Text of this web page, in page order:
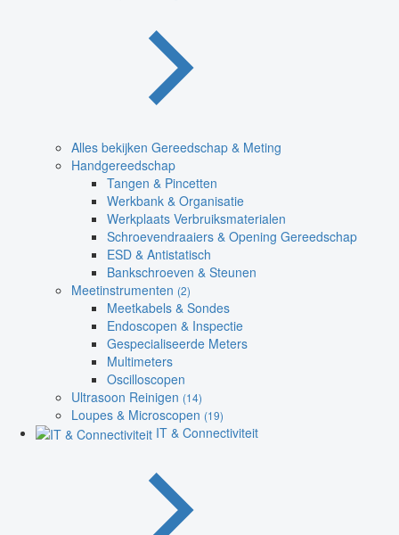
Alles bekijken Gereedschap & Meting
Handgereedschap
Tangen & Pincetten
Werkbank & Organisatie
Werkplaats Verbruiksmaterialen
Schroevendraaiers & Opening Gereedschap
ESD & Antistatisch
Bankschroeven & Steunen
Meetinstrumenten (2)
Meetkabels & Sondes
Endoscopen & Inspectie
Gespecialiseerde Meters
Multimeters
Oscilloscopen
Ultrasoon Reinigen (14)
Loupes & Microscopen (19)
IT & Connectiviteit